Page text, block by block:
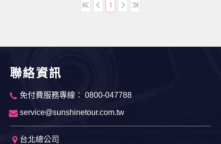
1
聯絡資訊
免付費服務專線： 0800-047788
service@sunshinetour.com.tw
台北總公司